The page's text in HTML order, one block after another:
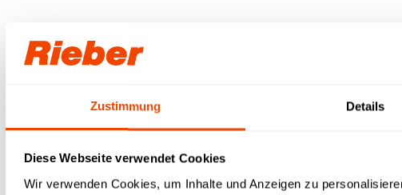
Zustimmung Details
Diese Webseite verwendet Cookies
Wir verwenden Cookies, um Inhalte und Anzeigen zu
K|POT® Service
15.03.2020